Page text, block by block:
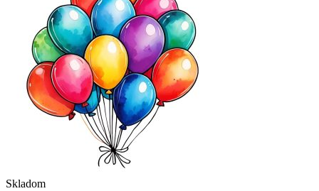
Skladom